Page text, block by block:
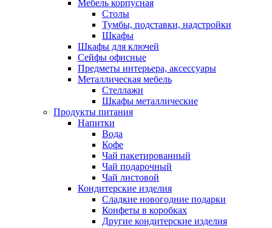
Мебель корпусная
Столы
Тумбы, подставки, надстройки
Шкафы
Шкафы для ключей
Сейфы офисные
Предметы интерьера, аксессуары
Металлическая мебель
Стеллажи
Шкафы металлические
Продукты питания
Напитки
Вода
Кофе
Чай пакетированный
Чай подарочный
Чай листовой
Кондитерские изделия
Сладкие новогодние подарки
Конфеты в коробках
Другие кондитерские изделия